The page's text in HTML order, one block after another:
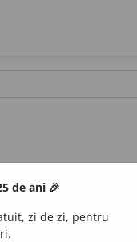
de ani 🎉
zi de zi, pentru